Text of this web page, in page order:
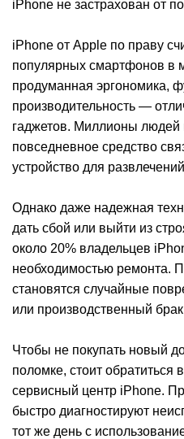
iPhone не застрахован от
iPhone от Apple по праву
популярных смартфонов в
продуманная эргономика,
производительность —
гаджетов. Миллионы людей
повседневное средство
устройство для
Однако даже надежная
дать сбой или выйти из
около 20% владельцев
необходимостью ремонта.
становятся случайные
или производственный
Чтобы не покупать новый
поломке, стоит обратиться
сервисный центр iPhone.
быстро диагностируют
тот же день с